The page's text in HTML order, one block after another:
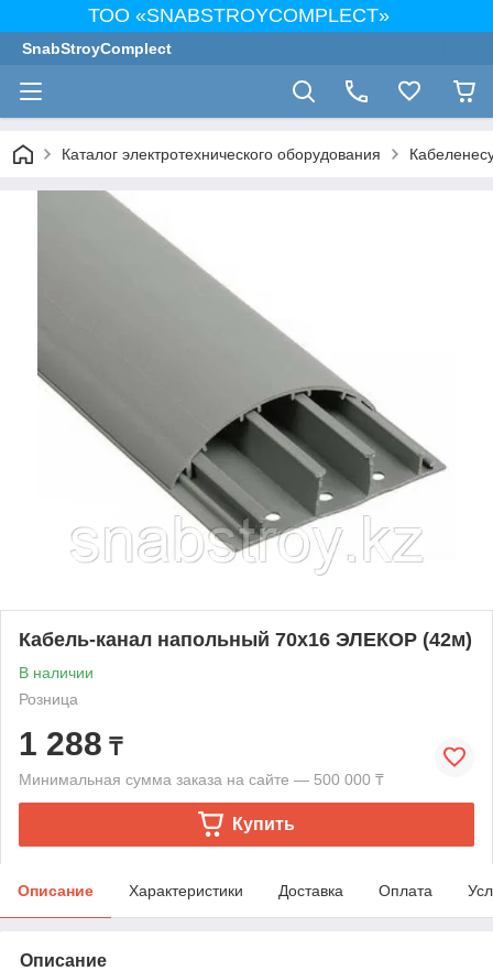
ТОО «SNABSTROYCOMPLECT»
SnabStroyComplect
Каталог электротехнического оборудования
Кабель-канал напольный 70х16 ЭЛЕКОР (42м)
В наличии
Розница
1 288 ₸
Минимальная сумма заказа на сайте — 500 000 ₸
Купить
Описание Характеристики Доставка Оплата
Описание